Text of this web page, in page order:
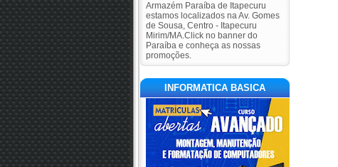
Armazém Paraíba de Itapecuru
estamos localizados na Av. Gomes
de Sousa, Centro - Itapecuru
Mirim/MA.Click no banner do
Paraíba e conheça as nossas
promoções.
INFORMATICA BASICA